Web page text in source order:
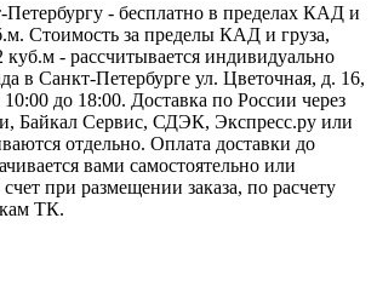
Петербургу - бесплатно в пределах КАД и
Стоимость за пределы КАД и груза,
- рассчитывается индивидуально
в Санкт-Петербурге ул. Цветочная, д. 16,
до 18:00. Доставка по России через
Байкал Сервис, СДЭК, Экспресс.ру или
отдельно. Оплата доставки до
вами самостоятельно или
при размещении заказа, по расчету
ТК.